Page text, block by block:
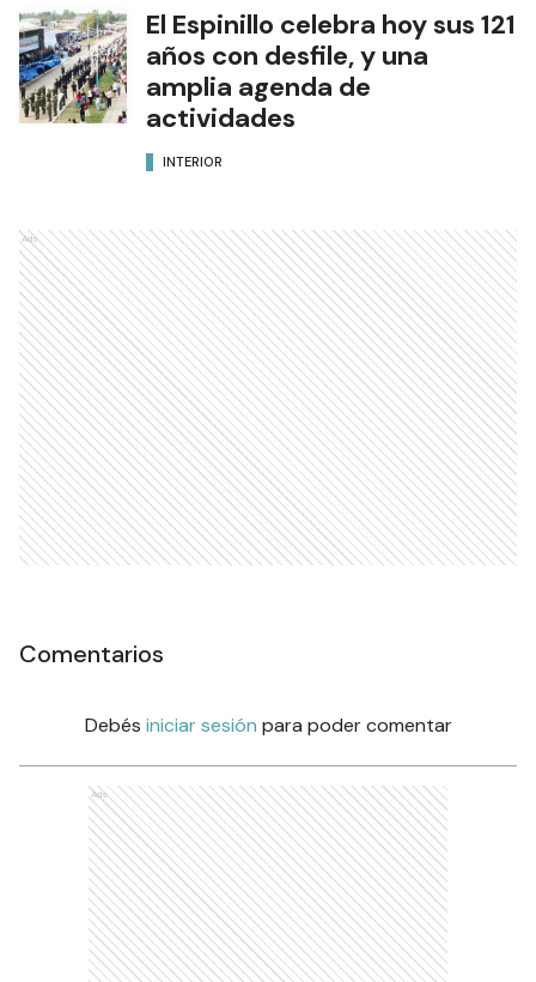
El Espinillo celebra hoy sus 121
años con desfile, y una
amplia agenda de
actividades
INTERIOR
Ads
Comentarios
Debés iniciar sesión para poder comentar
Ads